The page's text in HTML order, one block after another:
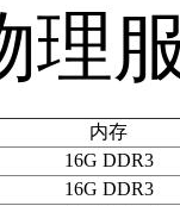
服
内存
16G DDR3
16G DDR3